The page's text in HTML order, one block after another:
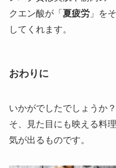
クエン酸が「 夏疲労」を
してくれます。
おわりに
いかがでしたでしょうか
そ、見た目にも映える料
気が出るものです。